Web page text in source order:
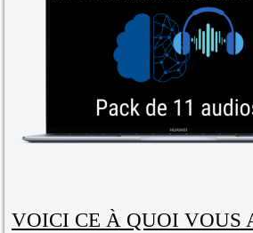
VOICI CE À QUOI VOUS